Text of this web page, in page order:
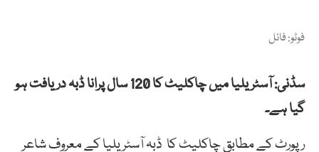
فوٹو: فائل
سڈنی: آسٹریلیا میں چاکلیٹ کا 120 سال پرانا ڈبہ دریافت ہو
گیا ہے۔
رپورٹ کے مطابق چاکلیٹ کا ڈبہ آسٹریلیا کے معروف شاعر